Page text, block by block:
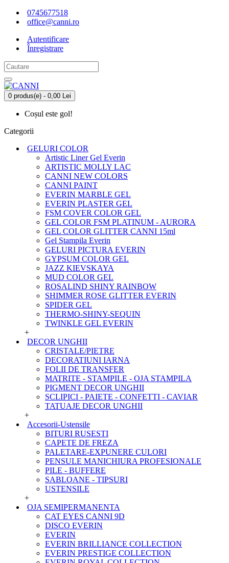
0745677518
office@canni.ro
Autentificare
Înregistrare
0 produs(e) - 0,00 Lei
Coșul este gol!
Categorii
GELURI COLOR
Artistic Liner Gel Everin
ARTISTIC MOLLY LAC
CANNI NEW COLORS
CANNI PAINT
EVERIN MARBLE GEL
EVERIN PLASTER GEL
FSM COVER COLOR GEL
GEL COLOR FSM PLATINUM - AURORA
GEL COLOR GLITTER CANNI 15ml
Gel Stampila Everin
GELURI PICTURA EVERIN
GYPSUM COLOR GEL
JAZZ KIEVSKAYA
MUD COLOR GEL
ROSALIND SHINY RAINBOW
SHIMMER ROSE GLITTER EVERIN
SPIDER GEL
THERMO-SHINY-SEQUIN
TWINKLE GEL EVERIN
+
DECOR UNGHII
CRISTALE/PIETRE
DECORATIUNI IARNA
FOLII DE TRANSFER
MATRITE - STAMPILE - OJA STAMPILA
PIGMENT DECOR UNGHII
SCLIPICI - PAIETE - CONFETTI - CAVIAR
TATUAJE DECOR UNGHII
+
Accesorii-Ustensile
BITURI RUSESTI
CAPETE DE FREZA
PALETARE-EXPUNERE CULORI
PENSULE MANICHIURA PROFESIONALE
PILE - BUFFERE
SABLOANE - TIPSURI
USTENSILE
+
OJA SEMIPERMANENTA
CAT EYES CANNI 9D
DISCO EVERIN
EVERIN
EVERIN BRILLIANCE COLLECTION
EVERIN PRESTIGE COLLECTION